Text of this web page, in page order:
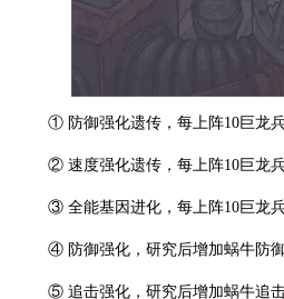
① 防御强化遗传，每上阵10巨龙
② 速度强化遗传，每上阵10巨龙
③ 全能基因进化，每上阵10巨龙
④ 防御强化，研究后增加蜗牛防御
⑤ 追击强化，研究后增加蜗牛追